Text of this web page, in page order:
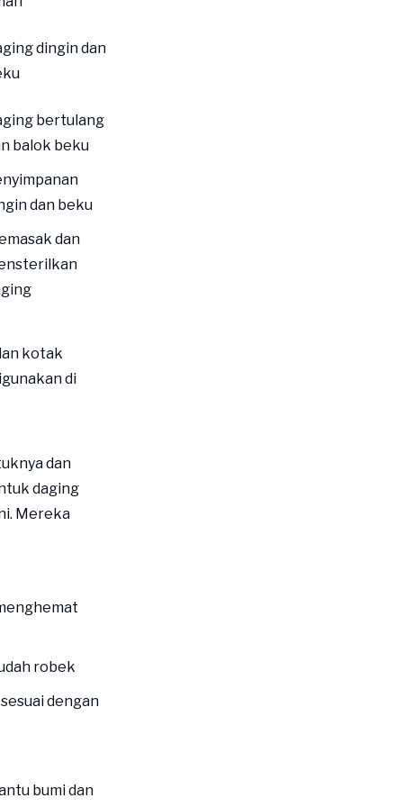
dingin dan
bertulang
balok beku
dan beku
dan
kotak
di
dan
daging
Mereka
robek
dengan
bumi dan